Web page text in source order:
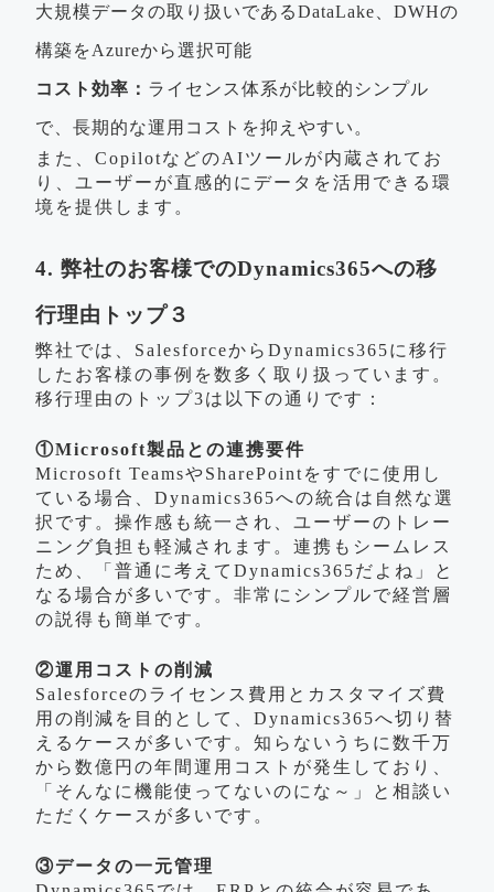
大規模データの取り扱いであるDataLake、DWHの
構築をAzureから選択可能
コスト効率： ライセンス体系が比較的シンプル
で、長期的な運用コストを抑えやすい。
また、CopilotなどのAIツールが内蔵されてお
り、ユーザーが直感的にデータを活用できる環
境を提供します。
4. 弊社のお客様でのDynamics365への移
行理由トップ３
弊社では、SalesforceからDynamics365に移行
したお客様の事例を数多く取り扱っています。
移行理由のトップ3は以下の通りです：
①Microsoft製品との連携要件
Microsoft TeamsやSharePointをすでに使用し
ている場合、Dynamics365への統合は自然な選
択です。操作感も統一され、ユーザーのトレー
ニング負担も軽減されます。連携もシームレス
ため、「普通に考えてDynamics365だよね」と
なる場合が多いです。非常にシンプルで経営層
の説得も簡単です。
②運用コストの削減
Salesforceのライセンス費用とカスタマイズ費
用の削減を目的として、Dynamics365へ切り替
えるケースが多いです。知らないうちに数千万
から数億円の年間運用コストが発生しており、
「そんなに機能使ってないのにな～」と相談い
ただくケースが多いです。
③データの一元管理